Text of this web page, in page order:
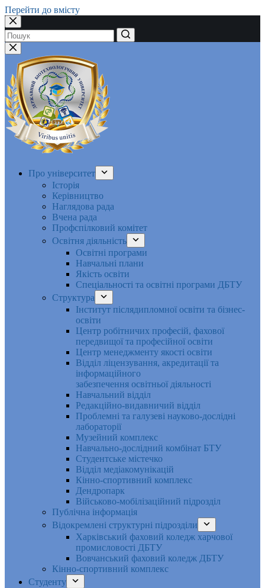
Перейти до вмісту
Немає
результатів
Про університет
Історія
Керівництво
Наглядова рада
Вчена рада
Профспілковий комітет
Освітня діяльність
Освітні програми
Навчальні плани
Якість освіти
Спеціальності та освітні програми ДБТУ
Структура
Інститут післядипломної освіти та бізнес-
освіти
Центр робітничих професій, фахової
передвищої та професійної освіти
Центр менеджменту якості освіти
Відділ ліцензування, акредитації та
інформаційного
забезпечення освітньої діяльності
Навчальний відділ
Редакційно-видавничий відділ
Проблемні та галузеві науково-дослідні
лабораторії
Музейний комплекс
Навчально-дослідний комбінат БТУ
Студентське містечко
Відділ медіакомунікацій
Кінно-спортивний комплекс
Дендропарк
Військово-мобілізаційний підрозділ
Публічна інформація
Відокремлені структурні підрозділи
Харківський фаховий коледж харчової
промисловості ДБТУ
Вовчанський фаховий коледж ДБТУ
Кінно-спортивний комплекс
Студенту